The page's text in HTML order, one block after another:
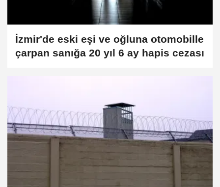
İzmir'de eski eşi ve oğluna otomobille
çarpan sanığa 20 yıl 6 ay hapis cezası